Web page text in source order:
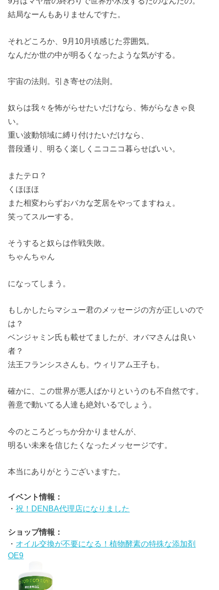
結局なーんもありませんですた。
それどころか、9月10月頃感じた雰囲気。
なんだか世の中が明るくなったような気がする。
宇宙の法則。引き寄せの法則。
奴らは我々を怖がらせたいだけなら、怖がらなきゃ良
い。
重い波動領域に縛り付けたいだけなら、
普段通り、明るく楽しくニコニコ暮らせばいい。
またテロ？
くほほほ
また相変わらずおバカな芝居をやってますねぇ。
笑ってスルーする。
そうすると奴らは作戦失敗。
ちゃんちゃん
になってしまう。
もしかしたらマシュー君のメッセージの方が正しいので
は？
ベンジャミン氏も載せてましたが、オバマさんは良い
者？
法王フランシスさんも。ウィリアム王子も。
確かに、この世界が悪人ばかりというのも不自然です。
善意で動いてる人達も絶対いるでしょう。
今のところどっちか分かりませんが、
明るい未来を信じたくなったメッセージです。
本当にありがとうございますた。
イベント情報：
・祝！DENBA代理店になりました
ショップ情報：
・ オイル交換が不要になる！植物酵素の特殊な添加剤
OE9